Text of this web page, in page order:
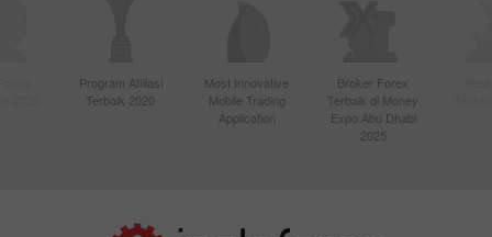
Program Afiliasi
Terbaik 2020
Most Innovative
Mobile Trading
Application
Broker Forex
Terbaik di Money
Expo Abu Dhabi
2025